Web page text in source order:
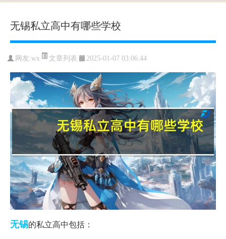
无锡私立高中有哪些学校
网友:wx 文章列表 2025-01-07 03:06:44
无锡的私立高中包括：